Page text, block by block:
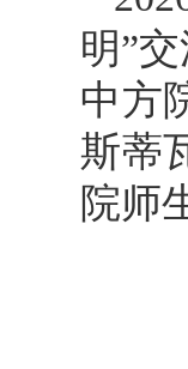
明”
中方
斯蒂
院师